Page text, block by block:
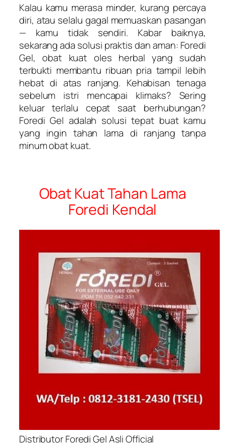
Kalau kamu merasa minder, kurang percaya
diri, atau selalu gagal memuaskan pasangan
— kamu tidak sendiri. Kabar baiknya,
sekarang ada solusi praktis dan aman: Foredi
Gel, obat kuat oles herbal yang sudah
terbukti membantu ribuan pria tampil lebih
hebat di atas ranjang. Kehabisan tenaga
sebelum istri mencapai klimaks? Sering
keluar terlalu cepat saat berhubungan?
Foredi Gel adalah solusi tepat buat kamu
yang ingin tahan lama di ranjang tanpa
minum obat kuat.
Obat Kuat Tahan Lama
Foredi Kendal
Distributor Foredi Gel Asli Official